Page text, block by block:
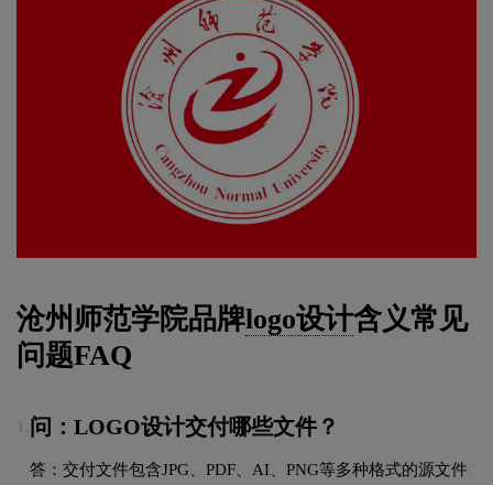
沧州师范学院品牌logo设计含义常见
问题FAQ
问：LOGO设计交付哪些文件？
答：交付文件包含JPG、PDF、AI、PNG等多种格式的源文件